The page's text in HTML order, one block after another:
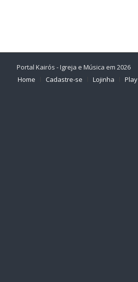
Portal Kairós - Igreja e Música em 2026
Home
Cadastre-se Lojinha Play